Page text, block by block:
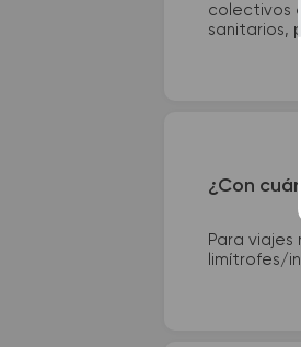
colectivos
sanitarios,
¿Con
Para
limítrofes/